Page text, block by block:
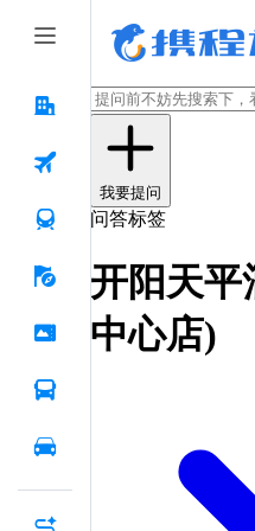
我要提问
问答标签
开阳天平
中心店)